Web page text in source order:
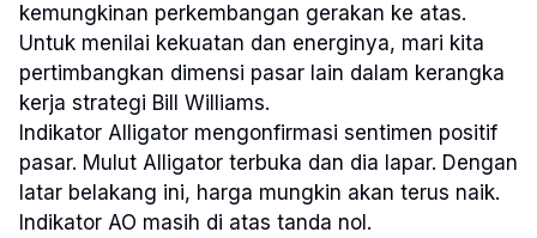
kemungkinan perkembangan gerakan ke atas.
Untuk menilai kekuatan dan energinya, mari kita
pertimbangkan dimensi pasar lain dalam kerangka
kerja strategi Bill Williams.
Indikator Alligator mengonfirmasi sentimen positif
pasar. Mulut Alligator terbuka dan dia lapar. Dengan
latar belakang ini, harga mungkin akan terus naik.
Indikator AO masih di atas tanda nol.